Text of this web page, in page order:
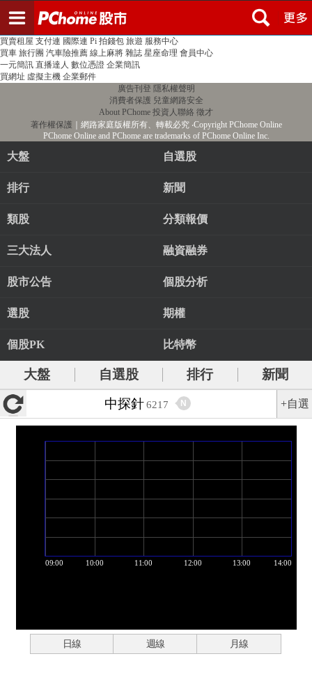
PChome首頁 線上購物 24h購物 書店
買賣租屋 支付連 國際連 Pi 拍錢包 旅遊 服務中心
買車 旅行團 汽車險推薦 線上麻將 雜誌 星座命理 會員中心
一元簡訊 直播達人 數位憑證 企業簡訊
買網址 虛擬主機 企業郵件
廣告刊登 隱私權聲明
消費者保護 兒童網路安全
About PChome 投資人聯絡 徵才
著作權保護 ｜網路家庭版權所有、轉載必究‧Copyright PChome Online
PChome Online and PChome are trademarks of PChome Online Inc.
大盤 自選股
排行 新聞
類股 分類報價
三大法人 融資融券
股市公告 個股分析
選股 期權
個股PK 比特幣
大盤 自選股 排行
新聞
中探針 6217 N +自選
日線 週線 月線